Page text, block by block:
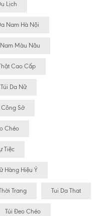
Lịch
Nam Hà Nội
Màu Nâu
Cao Cấp
Túi Da Nữ
Công Sở
Chéo
Tiệc
Hàng Hiệu Ý
Trang Tui Da That
Túi Đeo Chéo